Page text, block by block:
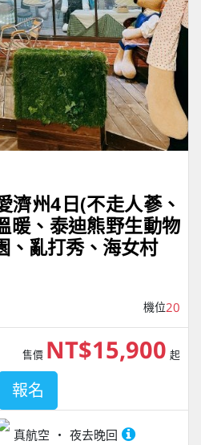
濟州4⽇(不走人蔘、
暖、泰迪熊野⽣動物
、亂打秀、海女村
機位20
真航空 夜去晚回
售價 NT$15,900 起
報名